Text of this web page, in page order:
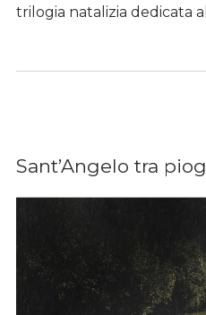
trilogia natalizia dedicata
Sant’Angelo tra